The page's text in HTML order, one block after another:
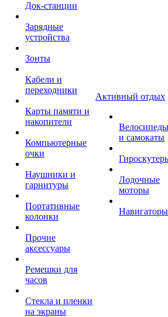
Док-станции
Зарядные
устройства
Зонты
Кабели и
переходники
Карты памяти и
накопители
Компьютерные
очки
Наушники и
гарнитуры
Портативные
колонки
Прочие
аксессуары
Ремешки для
часов
Стекла и пленки
на экраны
Активный отдых
Велосипеды
и самокаты
Лодочные
моторы
Навигаторы